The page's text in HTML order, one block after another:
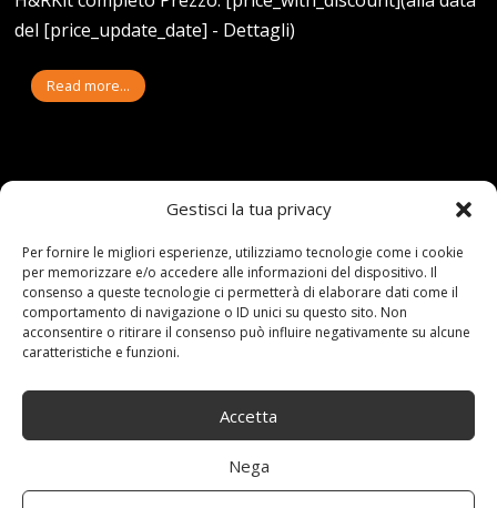
Gestisci la tua privacy
Per fornire le migliori esperienze, utilizziamo tecnologie come i cookie
per memorizzare e/o accedere alle informazioni del dispositivo. Il
consenso a queste tecnologie ci permetterà di elaborare dati come il
comportamento di navigazione o ID unici su questo sito. Non
acconsentire o ritirare il consenso può influire negativamente su alcune
caratteristiche e funzioni.
Accetta
Nega
del [price_update_date] - Dettagli)
Read more...
By:redazione
0 comments
KONI 1120-1872 SET
SOSPENSIONI,
MOLLE/AMMORTIZZATORI